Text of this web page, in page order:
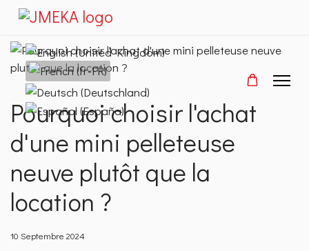
Sélectionnez votre langue
Pourquoi choisir l'achat
d'une mini pelleteuse
neuve plutôt que la
location ?
10 Septembre 2024